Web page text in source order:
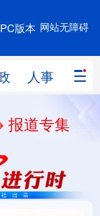
网站无障碍
PC版本
人事 国际
人事
教育
报道专集